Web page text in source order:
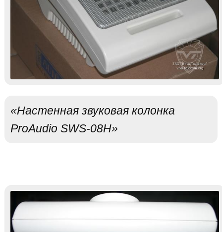
«Настенная звуковая колонка
ProAudio SWS-08H»